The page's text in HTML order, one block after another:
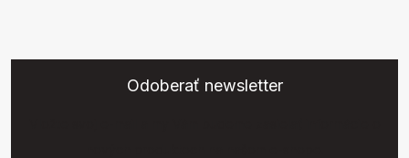
Odoberať newsletter